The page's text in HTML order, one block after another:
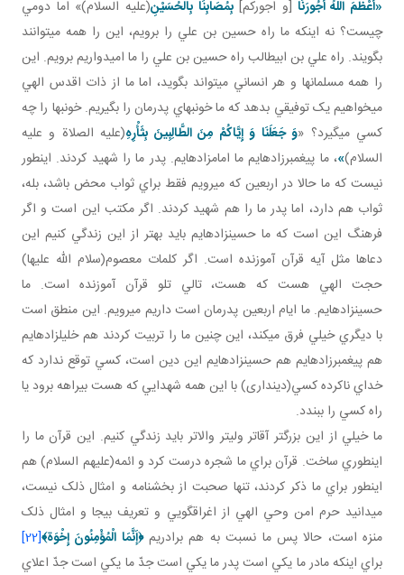
«أَعْظَمَ اللَّهُ أُجُورَنَا [و اجوركم]بِمُصَابِنَا بِالْحُسَيْنِ(عليه السلام)» اما دومي
چيست؟ نه اينکه ما راه حسين بن علي را برويم، اين را همه مي توانند
بگويند. راه علي بن ابيطالب راه حسين بن علي را ما اميدواريم برويم. اين
را همه مسلمان ها و هر انساني مي تواند بگويد، اما ما از ذات اقدس الهي
مي خواهيم يک توفيقي بدهد که ما خونبهاي پدرمان را بگيريم. خونبها را چه
کسي مي گيرد؟ «وَ جَعَلَنَا وَ إِيَّاكُمْ مِنَ الطَّالِبِينَ بِثَأْرِهِ(عليه الصلاة و عليه
السلام)»، ما پيغمبرزاده ايم ما امامزاده ايم. پدر ما را شهيد کردند. اين طور
نيست که ما حالا در اربعين که مي رويم فقط براي ثواب محض باشد، بله،
ثواب هم دارد، اما پدر ما را هم شهيد کردند. اگر مکتب اين است و اگر
فرهنگ اين است که ما حسين زاده ايم بايد بهتر از اين زندگي کنيم اين
دعاها مثل آيه قرآن آموزنده است. اگر کلمات معصوم(سلام الله عليها)
حجت الهي هست که هست، تالي تلو قرآن آموزنده است. ما
حسين زاده ايم. ما ايام اربعين پدرمان است داريم مي رويم. اين منطق است
با ديگري خيلي فرق مي کند، اين چنين ما را تربيت کردند هم خليل زاده ايم
هم پيغمبرزاده ايم هم حسين زاده ايم اين دين است، کسي توقع ندارد که
خداي ناکرده کسي(دين­داری) با اين همه شهدايي که هست بيراهه برود يا
راه کسي را ببندد.
ما خيلي از اين بزرگ تر آقاتر ولي تر والاتر بايد زندگي کنيم. اين قرآن ما را
اين طوري ساخت. قرآن براي ما شجره درست کرد و ائمه(عليهم السلام) هم
اين طور براي ما ذکر کردند، تنها صحبت از بخشنامه و امثال ذلک نيست،
مي دانيد حرم امن وحي الهي از اغراق گويي و تعريف بيجا و امثال ذلک
منزه است، حالا پس ما نسبت به هم برادريم﴿إَنَّمَا الْمُؤْمِنُونَ إِخْوَة﴾[22]
براي اينکه مادر ما يکي است پدر ما يکي است جدّ ما يکي است جدّ اعلاي